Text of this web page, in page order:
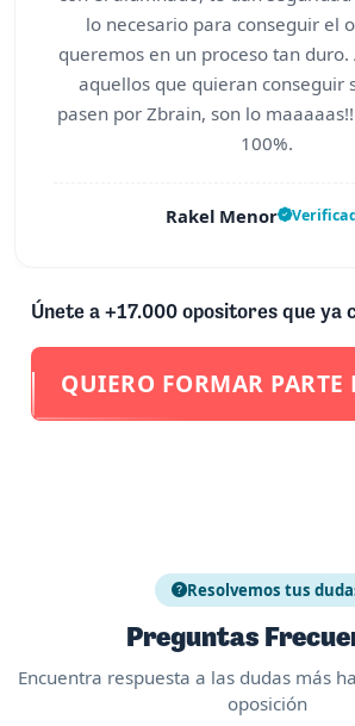
lo necesario para conseguir el
queremos en un proceso tan
aquellos que quieran conseguir
pasen por Zbrain, son lo
100%.
Rakel Menor
Únete a +17.000 opositores que ya
QUIERO FORMAR PARTE
Resolvemos tus
Preguntas
Encuentra respuesta a las dudas más
oposición